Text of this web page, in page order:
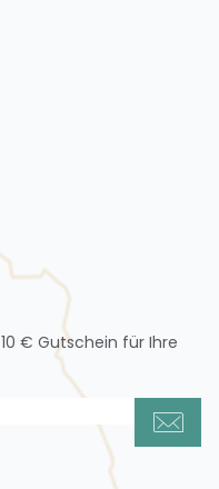
10 € Gutschein für Ihre